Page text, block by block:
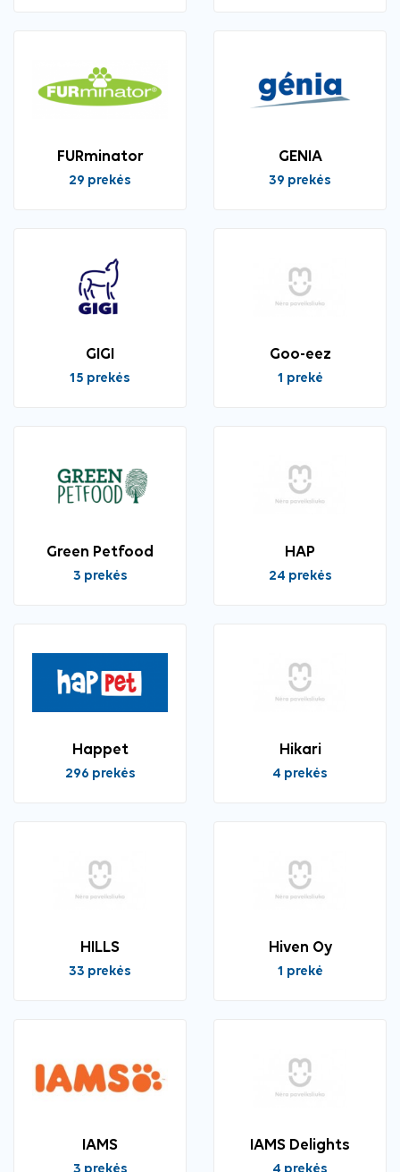
FURminator
29 prekės
GENIA
39 prekės
GIGI
15 prekės
Goo-eez
1 prekė
Green Petfood
3 prekės
HAP
24 prekės
Happet
296 prekės
Hikari
4 prekės
HILLS
33 prekės
Hiven Oy
1 prekė
IAMS IAMS Delights